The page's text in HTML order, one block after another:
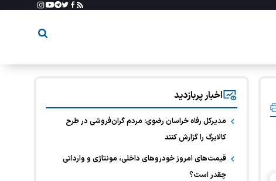
اخبار پربازدید
مدیرکل رفاه خراسان رضوی: مردم گران‌فروشی در طرح
کالابرگ را گزارش کنند
قیمت‌های امروز خودرو‌های داخلی، مونتاژی و وارداتی
چقدر است؟